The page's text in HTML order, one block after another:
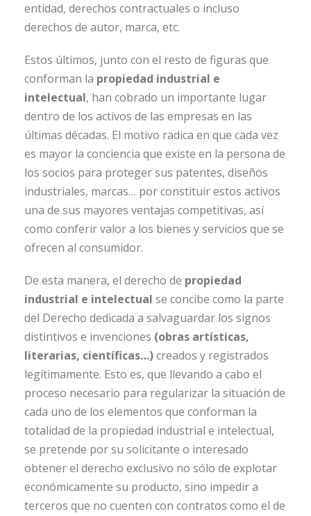
entidad, derechos contractuales o incluso
derechos de autor, marca, etc.
Estos últimos, junto con el resto de figuras que
conforman la propiedad industrial e
intelectual, han cobrado un importante lugar
dentro de los activos de las empresas en las
últimas décadas. El motivo radica en que cada vez
es mayor la conciencia que existe en la persona de
los socios para proteger sus patentes, diseños
industriales, marcas… por constituir estos activos
una de sus mayores ventajas competitivas, así
como conferir valor a los bienes y servicios que se
ofrecen al consumidor.
De esta manera, el derecho de propiedad
industrial e intelectual se concibe como la parte
del Derecho dedicada a salvaguardar los signos
distintivos e invenciones (obras artísticas,
literarias, científicas…)creados y registrados
legítimamente. Esto es, que llevando a cabo el
proceso necesario para regularizar la situación de
cada uno de los elementos que conforman la
totalidad de la propiedad industrial e intelectual,
se pretende por su solicitante o interesado
obtener el derecho exclusivo no sólo de explotar
económicamente su producto, sino impedir a
terceros que no cuenten con contratos como el de